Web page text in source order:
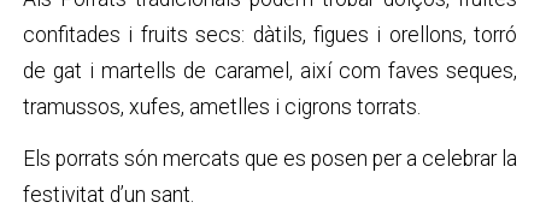
confitades i fruits secs: dàtils, figues i orellons, torró
de gat i martells de caramel, així com faves seques,
tramussos, xufes, ametlles i cigrons torrats.
Els porrats són mercats que es posen per a celebrar la
festivitat d’un sant.